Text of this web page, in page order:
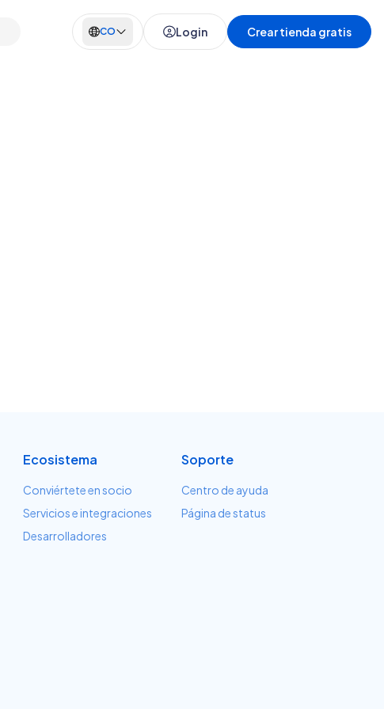
CO Login Crear tienda gratis
Ecosistema
Conviértete en socio
Servicios e integraciones
Desarrolladores
Soporte
Centro de ayuda
Página de status